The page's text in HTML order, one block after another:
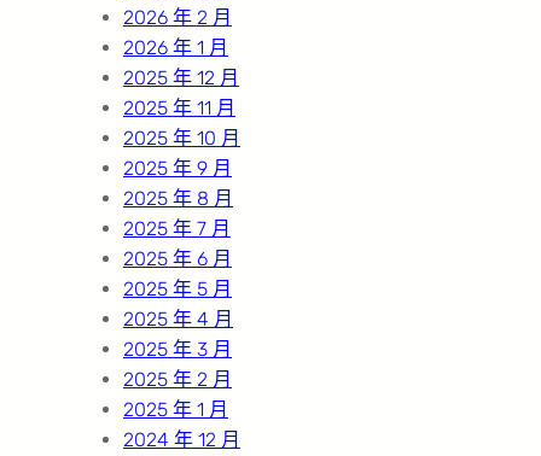
2026 年 2 月
2026 年 1 月
2025 年 12 月
2025 年 11 月
2025 年 10 月
2025 年 9 月
2025 年 8 月
2025 年 7 月
2025 年 6 月
2025 年 5 月
2025 年 4 月
2025 年 3 月
2025 年 2 月
2025 年 1 月
2024 年 12 月